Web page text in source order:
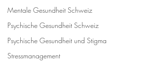
Mentale Gesundheit Schweiz
Psychische Gesundheit Schweiz
Psychische Gesundheit und Stigma
Stressmanagement